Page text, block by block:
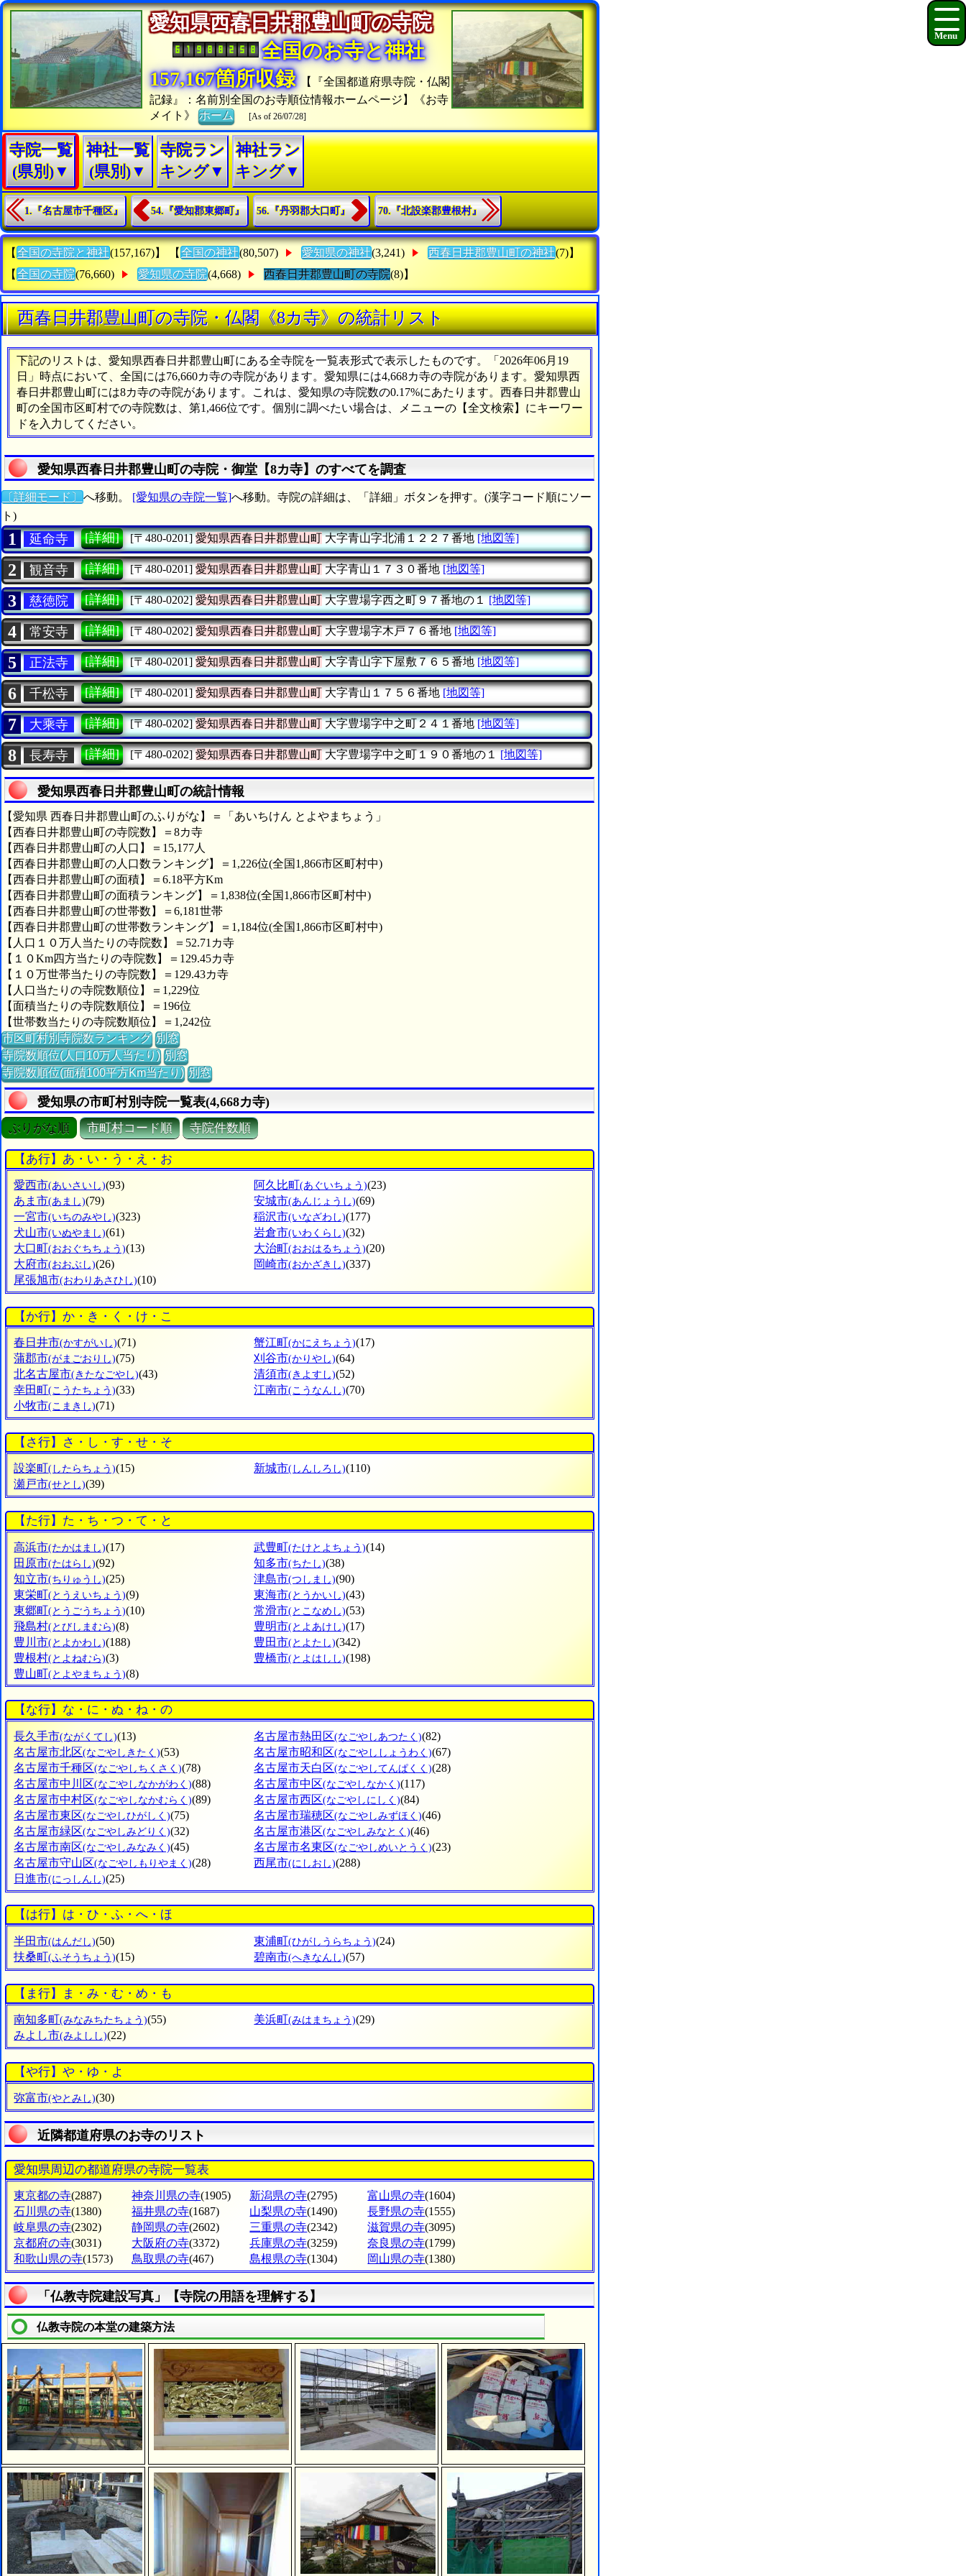
愛知県西春日井郡豊山町の寺院
全国のお寺と神社
157,167箇所収録
【『全国都道府県寺院・仏閣
記録』：名前別全国のお寺順位情報ホームページ】《お寺
メイト》ホーム [As of 26/07/28]
寺院一覧
(県別)▼
神社一覧
(県別)▼
寺院ラン
キング▼
神社ラン
キング▼
1.『名古屋市千種区』 54.『愛知郡東郷町』 56.『丹羽郡大口町』 70.『北設楽郡豊根村』
【 全国の寺院と神社(157,167)】 【 全国の神社(80,507) 愛知県の神社(3,241) 西春日井郡豊山町の神社(7)】
【 全国の寺院(76,660) 愛知県の寺院(4,668) 西春日井郡豊山町の寺院(8)】
西春日井郡豊山町の寺院・仏閣《8カ寺》の統計リスト
下記のリストは、愛知県西春日井郡豊山町にある全寺院を一覧表形式で表示したものです。「2026年06月19
日」時点において、全国には76,660カ寺の寺院があります。愛知県には4,668カ寺の寺院があります。愛知県西
春日井郡豊山町には8カ寺の寺院があります。これは、愛知県の寺院数の0.17%にあたります。西春日井郡豊山
町の全国市区町村での寺院数は、第1,466位です。個別に調べたい場合は、メニューの【全文検索】にキーワー
ドを入力してください。
愛知県西春日井郡豊山町の寺院・御堂【8カ寺】のすべてを調査
〔詳細モード〕 へ移動。 [愛知県の寺院一覧]へ移動。寺院の詳細は、「詳細」ボタンを押す。(漢字コード順にソー
ト)
1 延命寺 [詳細] [〒480-0201] 愛知県西春日井郡豊山町大字青山字北浦１２２７番地 [地図等]
2 観音寺 [詳細] [〒480-0201] 愛知県西春日井郡豊山町大字青山１７３０番地 [地図等]
3 慈徳院 [詳細] [〒480-0202] 愛知県西春日井郡豊山町大字豊場字西之町９７番地の１ [地図等]
4 常安寺 [詳細] [〒480-0202] 愛知県西春日井郡豊山町大字豊場字木戸７６番地 [地図等]
5 正法寺 [詳細] [〒480-0201] 愛知県西春日井郡豊山町大字青山字下屋敷７６５番地 [地図等]
6 千松寺 [詳細] [〒480-0201] 愛知県西春日井郡豊山町大字青山１７５６番地 [地図等]
7 大乘寺 [詳細] [〒480-0202] 愛知県西春日井郡豊山町大字豊場字中之町２４１番地 [地図等]
8 長寿寺 [詳細] [〒480-0202] 愛知県西春日井郡豊山町大字豊場字中之町１９０番地の１ [地図等]
愛知県西春日井郡豊山町の統計情報
【愛知県 西春日井郡豊山町のふりがな】＝「あいちけん とよやまちょう」
【西春日井郡豊山町の寺院数】＝8カ寺
【西春日井郡豊山町の人口】＝15,177人
【西春日井郡豊山町の人口数ランキング】＝1,226位(全国1,866市区町村中)
【西春日井郡豊山町の面積】＝6.18平方Km
【西春日井郡豊山町の面積ランキング】＝1,838位(全国1,866市区町村中)
【西春日井郡豊山町の世帯数】＝6,181世帯
【西春日井郡豊山町の世帯数ランキング】＝1,184位(全国1,866市区町村中)
【人口１０万人当たりの寺院数】＝52.71カ寺
【１０Km四方当たりの寺院数】＝129.45カ寺
【１０万世帯当たりの寺院数】＝129.43カ寺
【人口当たりの寺院数順位】＝1,229位
【面積当たりの寺院数順位】＝196位
【世帯数当たりの寺院数順位】＝1,242位
市区町村別寺院数ランキング 別窓
寺院数順位(人口10万人当たり) 別窓
寺院数順位(面積100平方Km当たり) 別窓
愛知県の市町村別寺院一覧表(4,668カ寺)
ぶりがな順 市町村コード順 寺院件数順
【あ行】あ・い・う・え・お
愛西市(あいさいし)(93) 阿久比町(あぐいちょう)(23)
あま市(あまし)(79) 安城市(あんじょうし)(69)
一宮市(いちのみやし)(323) 稲沢市(いなざわし)(177)
犬山市(いぬやまし)(61) 岩倉市(いわくらし)(32)
大口町(おおぐちちょう)(13) 大治町(おおはるちょう)(20)
大府市(おおぶし)(26) 岡崎市(おかざきし)(337)
尾張旭市(おわりあさひし)(10)
【か行】か・き・く・け・こ
春日井市(かすがいし)(71) 蟹江町(かにえちょう)(17)
蒲郡市(がまごおりし)(75) 刈谷市(かりやし)(64)
北名古屋市(きたなごやし)(43) 清須市(きよすし)(52)
幸田町(こうたちょう)(33) 江南市(こうなんし)(70)
小牧市(こまきし)(71)
【さ行】さ・し・す・せ・そ
設楽町(したらちょう)(15) 新城市(しんしろし)(110)
瀬戸市(せとし)(39)
【た行】た・ち・つ・て・と
高浜市(たかはまし)(17) 武豊町(たけとよちょう)(14)
田原市(たはらし)(92) 知多市(ちたし)(38)
知立市(ちりゅうし)(25) 津島市(つしまし)(90)
東栄町(とうえいちょう)(9) 東海市(とうかいし)(43)
東郷町(とうごうちょう)(10) 常滑市(とこなめし)(53)
飛島村(とびしまむら)(8) 豊明市(とよあけし)(17)
豊川市(とよかわし)(188) 豊田市(とよたし)(342)
豊根村(とよねむら)(3) 豊橋市(とよはしし)(198)
豊山町(とよやまちょう)(8)
【な行】な・に・ぬ・ね・の
長久手市(ながくてし)(13) 名古屋市熱田区(なごやしあつたく)(82)
名古屋市北区(なごやしきたく)(53) 名古屋市昭和区(なごやししょうわく)(67)
名古屋市千種区(なごやしちくさく)(78) 名古屋市天白区(なごやしてんぱくく)(28)
名古屋市中川区(なごやしなかがわく)(88) 名古屋市中区(なごやしなかく)(117)
名古屋市中村区(なごやしなかむらく)(89) 名古屋市西区(なごやしにしく)(84)
名古屋市東区(なごやしひがしく)(75) 名古屋市瑞穂区(なごやしみずほく)(46)
名古屋市緑区(なごやしみどりく)(32) 名古屋市港区(なごやしみなとく)(46)
名古屋市南区(なごやしみなみく)(45) 名古屋市名東区(なごやしめいとうく)(23)
名古屋市守山区(なごやしもりやまく)(28) 西尾市(にしおし)(288)
日進市(にっしんし)(25)
【は行】は・ひ・ふ・へ・ほ
半田市(はんだし)(50) 東浦町(ひがしうらちょう)(24)
扶桑町(ふそうちょう)(15) 碧南市(へきなんし)(57)
【ま行】ま・み・む・め・も
南知多町(みなみちたちょう)(55) 美浜町(みはまちょう)(29)
みよし市(みよしし)(22)
【や行】や・ゆ・よ
弥富市(やとみし)(30)
近隣都道府県のお寺のリスト
愛知県周辺の都道府県の寺院一覧表
東京都の寺(2887) 神奈川県の寺(1905) 新潟県の寺(2795) 富山県の寺(1604)
石川県の寺(1380) 福井県の寺(1687) 山梨県の寺(1490) 長野県の寺(1555)
岐阜県の寺(2302) 静岡県の寺(2602) 三重県の寺(2342) 滋賀県の寺(3095)
京都府の寺(3031) 大阪府の寺(3372) 兵庫県の寺(3259) 奈良県の寺(1799)
和歌山県の寺(1573) 鳥取県の寺(467) 島根県の寺(1304) 岡山県の寺(1380)
「仏教寺院建設写真」【寺院の用語を理解する】
仏教寺院の本堂の建築方法